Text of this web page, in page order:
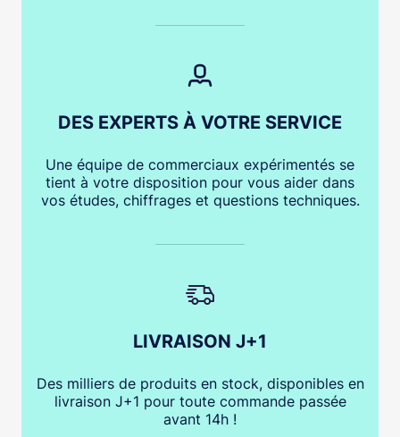
DES EXPERTS À VOTRE SERVICE
Une équipe de commerciaux expérimentés se
tient à votre disposition pour vous aider dans
vos études, chiffrages et questions techniques.
LIVRAISON J+1
Des milliers de produits en stock, disponibles en
livraison J+1 pour toute commande passée
avant 14h !